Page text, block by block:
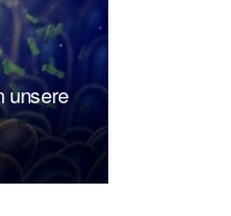
unsere